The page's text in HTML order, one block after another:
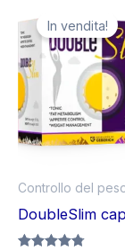
In vendita!
Controllo del
DoubleSlim